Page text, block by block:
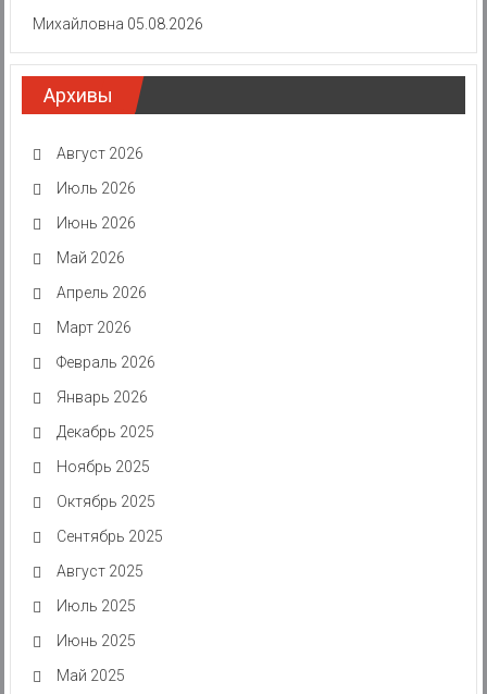
Михайловна 05.08.2026
Архивы
Август 2026
Июль 2026
Июнь 2026
Май 2026
Апрель 2026
Март 2026
Февраль 2026
Январь 2026
Декабрь 2025
Ноябрь 2025
Октябрь 2025
Сентябрь 2025
Август 2025
Июль 2025
Июнь 2025
Май 2025